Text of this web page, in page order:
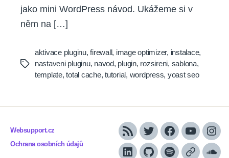
jako mini WordPress návod. Ukážeme si v
něm na […]
Tags
aktivace pluginu,firewall, image optimizer, instalace,
nastaveni pluginu, navod, plugin, rozsireni, sablona,
template,total cache,tutorial, wordpress, yoast seo
Websupport.cz
Ochrana osobních údajů
RSS TwitterFacebook
YouTube